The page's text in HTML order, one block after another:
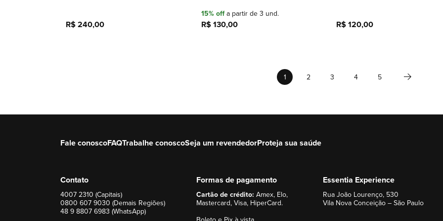
R$ 240,00
15% offa partir de 3 und.
R$ 130,00
Adicionar à sacola
R$ 120,00
PáginaVocê esta lendo a pagina
1 Página
2 Página
3 Página
4 Página
5 Página
Próximo
Contato
4007 2310 (Capitais)
0800 607 9030 (Demais Regiões)
48 9 8807 6983 (WhatsApp)
Formas de pagamento
Cartão de crédito: Amex, Elo,
Mastercard, Visa, HiperCard.
Essentia Experience
Rua João Lourenço, 530
Vila Nova Conceição – São Paulo
Fale conoscoFAQTrabalhe conoscoSeja um revendedorProteja sua saúde